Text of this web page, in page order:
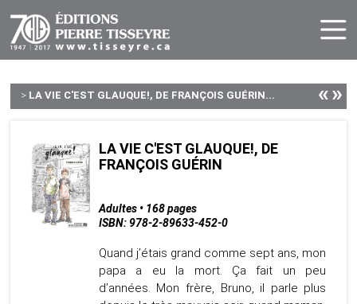
> LA VIE C'EST GLAUQUE!, DE FRANÇOIS GUÉRIN... «»
LA VIE C'EST GLAUQUE!, DE
FRANÇOIS GUÉRIN
Adultes • 168 pages
ISBN: 978-2-89633-452-0
Quand j’étais grand comme sept ans, mon
papa a eu la mort. Ça fait un peu
d’années. Mon frère, Bruno, il parle plus